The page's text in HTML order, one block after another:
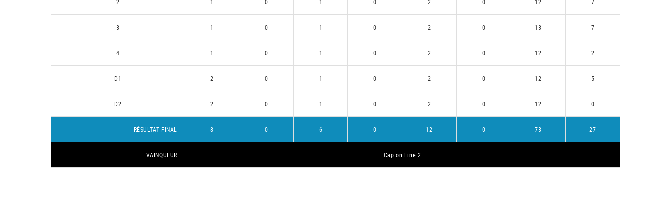
2 1 0 1 0 2 0 12 7
3 1 0 1 0 2 0 13 7
4 1 0 1 0 2 0 12 2
D1 2 0 1 0 2 0 12 5
D2 2 0 1 0 2 0 12 0
RÉSULTAT FINAL 8 0 6 0 12 0 73 27
VAINQUEUR Cap on Line 2